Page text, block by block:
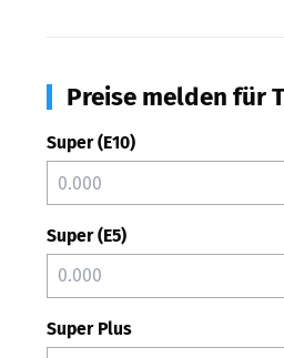
Preise melden für
Super (E10)
Super (E5)
Super Plus